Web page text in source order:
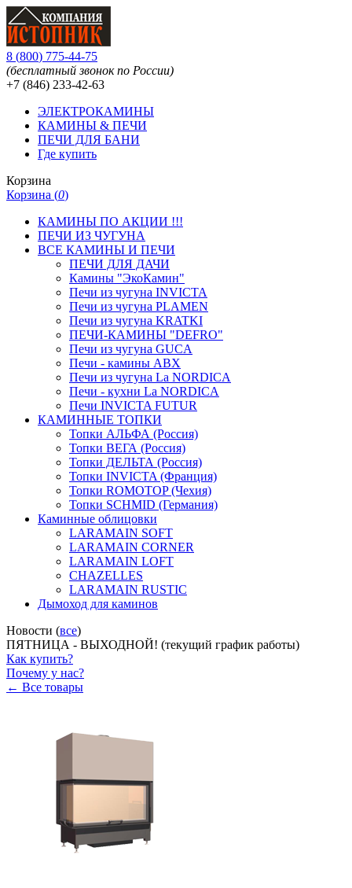
8 (800) 775-44-75
(бесплатный звонок по России)
+7 (846) 233-42-63
ЭЛЕКТРОКАМИНЫ
КАМИНЫ & ПЕЧИ
ПЕЧИ ДЛЯ БАНИ
Где купить
Корзина
Корзина (0)
КАМИНЫ ПО АКЦИИ !!!
ПЕЧИ ИЗ ЧУГУНА
ВСЕ КАМИНЫ И ПЕЧИ
ПЕЧИ ДЛЯ ДАЧИ
Камины "ЭкоКамин"
Печи из чугуна INVICTA
Печи из чугуна PLAMEN
Печи из чугуна KRATKI
ПЕЧИ-КАМИНЫ "DEFRO"
Печи из чугуна GUCA
Печи - камины ABX
Печи из чугуна La NORDICA
Печи - кухни La NORDICA
Печи INVICTA FUTUR
КАМИННЫЕ ТОПКИ
Топки АЛЬФА (Россия)
Топки ВЕГА (Россия)
Топки ДЕЛЬТА (Россия)
Топки INVICTA (Франция)
Топки ROMOTOP (Чехия)
Топки SCHMID (Германия)
Каминные облицовки
LARAMAIN SOFT
LARAMAIN CORNER
LARAMAIN LOFT
CHAZELLES
LARAMAIN RUSTIC
Дымоход для каминов
Новости (все)
ПЯТНИЦА - ВЫХОДНОЙ! (текущий график работы)
Как купить?
Почему у нас?
← Все товары